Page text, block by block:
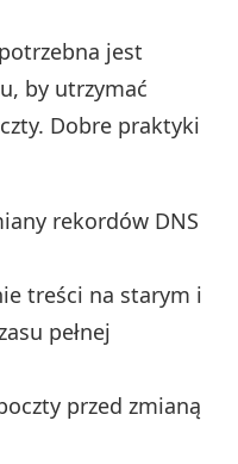
jest
by utrzymać
Dobre praktyki
rekordów DNS
treści na starym i
pełnej
przed zmianą